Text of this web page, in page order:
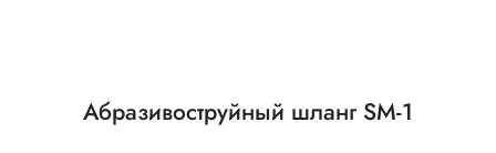
Абразивоструйный шланг SM-1